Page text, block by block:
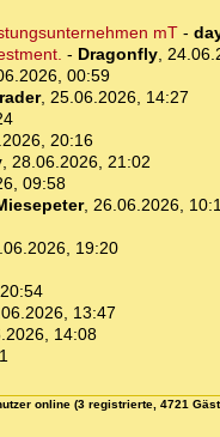
mT-
- Dragonfly,
00:59
, 25.06.2026, 14:27
20:16
, 28.06.2026, 21:02
09:58
, 26.06.2026,
19:20
13:47
14:08
online (3 registrierte, 4721